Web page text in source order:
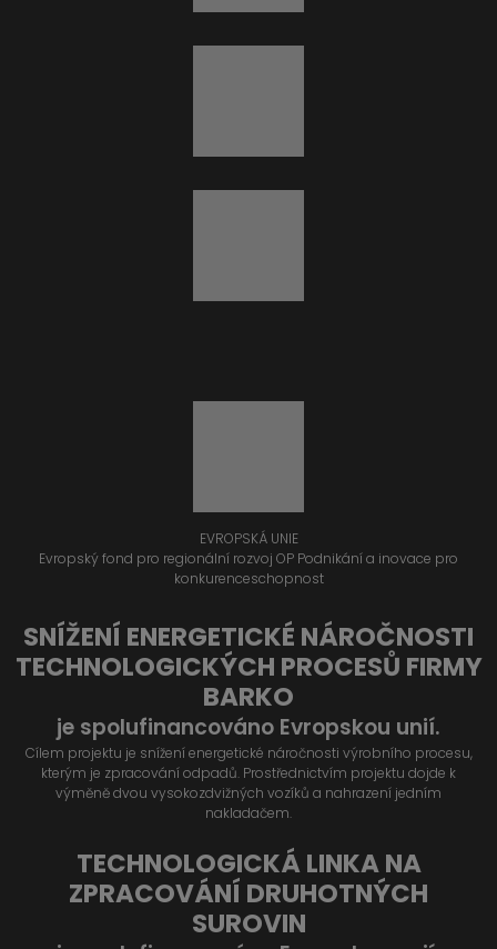
EVROPSKÁ UNIE
Evropský fond pro regionální rozvoj OP Podnikání a inovace pro
konkurenceschopnost
SNÍŽENÍ ENERGETICKÉ NÁROČNOSTI
TECHNOLOGICKÝCH PROCESŮ FIRMY
BARKO
je spolufinancováno Evropskou unií.
Cílem projektu je snížení energetické náročnosti výrobního procesu,
kterým je zpracování odpadů. Prostřednictvím projektu dojde k
výměně dvou vysokozdvižných vozíků a nahrazení jedním
nakladačem.
TECHNOLOGICKÁ LINKA NA
ZPRACOVÁNÍ DRUHOTNÝCH
SUROVIN